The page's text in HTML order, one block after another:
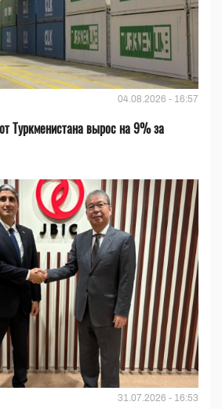
04.08.2026 - 16:57
Туркменистана вырос на 9% за
31.07.2026 - 16:53